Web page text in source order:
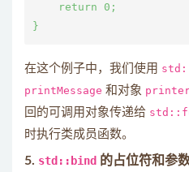
    return 0;
在这个例子中，我们使用
printMessage 和对象
回的可调用对象传递给
时执行类成员函数。
5. std::bind 的占位符和参